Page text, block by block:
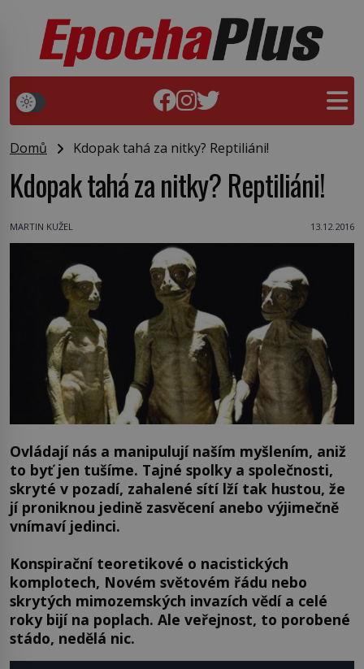
Domů Kdopak tahá za nitky? Reptiliáni!
Kdopak tahá za nitky? Reptiliáni!
MARTIN KUŽEL 13.12.2016
Ovládají nás a manipulují naším myšlením, aniž
to byť jen tušíme. Tajné spolky a společnosti,
skryté v pozadí, zahalené sítí lží tak hustou, že
jí proniknou jedině zasvěcení anebo výjimečně
vnímaví jedinci.
Konspirační teoretikové o nacistických
komplotech, Novém světovém řádu nebo
skrytých mimozemských invazích vědí a celé
roky bijí na poplach. Ale veřejnost, to porobené
stádo, nedělá nic.